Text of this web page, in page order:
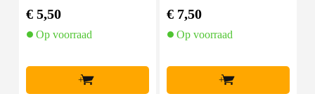
€ 5,50
Op voorraad
+
€ 7,50
Op voorraad
+